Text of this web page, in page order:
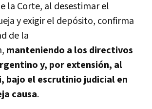
la Corte, al desestimar el
y exigir el depósito, confirma
de la
manteniendo a los directivos
y, por extensión, al
bajo el escrutinio judicial en
causa.